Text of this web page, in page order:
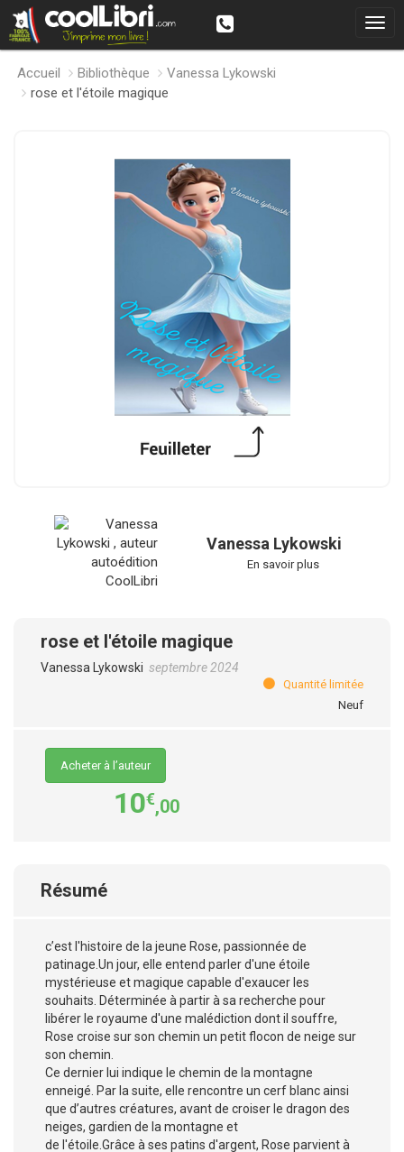
Accueil Bibliothèque
Vanessa Lykowski
rose et l'étoile magique
Vanessa Lykowski
En savoir plus
rose et l'étoile magique
Vanessa Lykowski septembre 2024
Quantité limitée
Neuf
Acheter à l’auteur
10€,00
Résumé
c’est l'histoire de la jeune Rose, passionnée de
patinage.Un jour, elle entend parler d'une étoile
mystérieuse et magique capable d'exaucer les
souhaits. Déterminée à partir à sa recherche pour
libérer le royaume d'une malédiction dont il souffre,
Rose croise sur son chemin un petit flocon de neige sur
son chemin.
Ce dernier lui indique le chemin de la montagne
enneigé. Par la suite, elle rencontre un cerf blanc ainsi
que d’autres créatures, avant de croiser le dragon des
neiges, gardien de la montagne et
de l'étoile.Grâce à ses patins d'argent, Rose parvient à